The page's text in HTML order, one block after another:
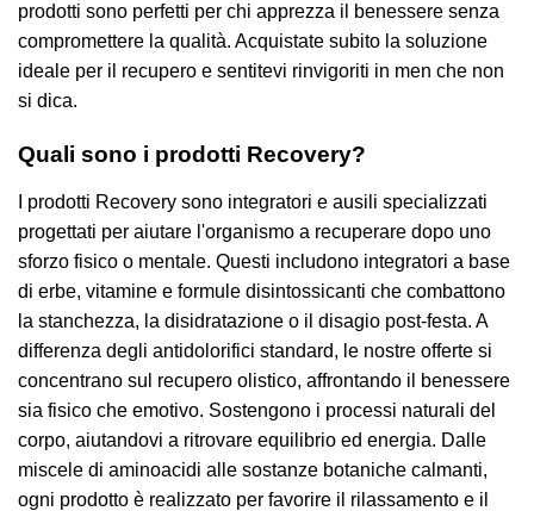
prodotti sono perfetti per chi apprezza il benessere senza
compromettere la qualità. Acquistate subito la soluzione
ideale per il recupero e sentitevi rinvigoriti in men che non
si dica.
Quali sono i prodotti Recovery?
I prodotti Recovery sono integratori e ausili specializzati
progettati per aiutare l'organismo a recuperare dopo uno
sforzo fisico o mentale. Questi includono integratori a base
di erbe, vitamine e formule disintossicanti che combattono
la stanchezza, la disidratazione o il disagio post-festa. A
differenza degli antidolorifici standard, le nostre offerte si
concentrano sul recupero olistico, affrontando il benessere
sia fisico che emotivo. Sostengono i processi naturali del
corpo, aiutandovi a ritrovare equilibrio ed energia. Dalle
miscele di aminoacidi alle sostanze botaniche calmanti,
ogni prodotto è realizzato per favorire il rilassamento e il